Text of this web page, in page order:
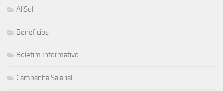
AllSul
Beneficios
Boletim Informativo
Campanha Salarial